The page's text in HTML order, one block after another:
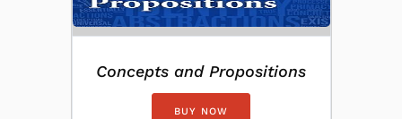
Concepts and Propositions
BUY NOW